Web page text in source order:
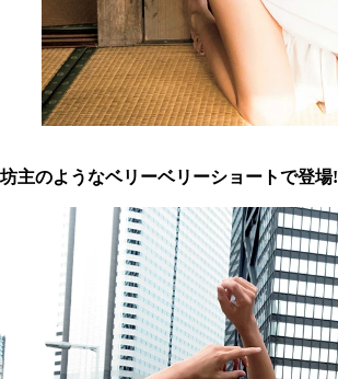
坊主のようなベリーベリーショートで登場!